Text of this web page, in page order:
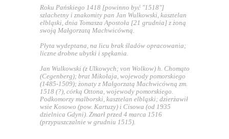
Roku Pańskiego 1418 [powinno być "1518"]
szlachetny i znakomity pan Jan Wulkowski, kasztelan
elbląski, dnia Tomasza Apostoła [21 grudnia] z żoną
swoją Małgorzatą Machwicówną.
Płyta wydeptana, na licu brak śladów opracowania;
liczne drobne ubytki i spękania.
Jan Wulkowski (z Ulkowych; von Wolkow) h. Chomąto
(Cegenberg); brat Mikołaja, wojewody pomorskiego
(1485-1509); żonaty z Małgorzatą Machwicówną zm.
1518 (?), córką Ottona, wojewody pomorskiego.
Podkomorzy malborski, kasztelan elbląski; dzierżawił
wsie Kosowo (pow. Kartuzy) i Cisowa (od 1935
dzielnica Gdyni). Zmarł przed 4 marca 1516
(przypuszczalnie w grudniu 1515).